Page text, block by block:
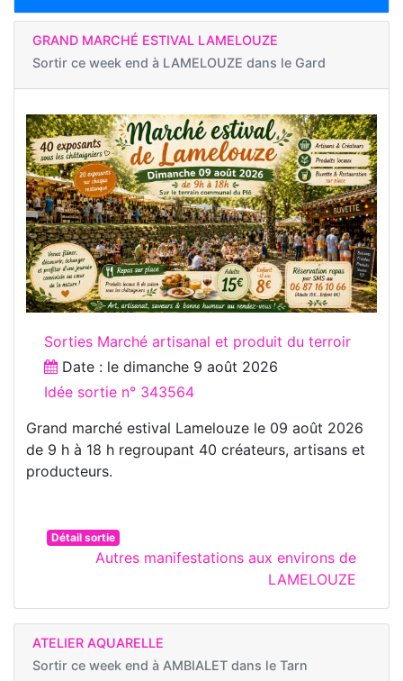
GRAND MARCHÉ ESTIVAL LAMELOUZE
Sortir ce week end à LAMELOUZE dans le Gard
Sorties Marché artisanal et produit du terroir
Date : le dimanche 9 août 2026
Idée sortie n° 343564
Grand marché estival Lamelouze le 09 août 2026
de 9 h à 18 h regroupant 40 créateurs, artisans et
producteurs.
Détail sortie
Autres manifestations aux environs de
LAMELOUZE
ATELIER AQUARELLE
Sortir ce week end à AMBIALET dans le Tarn